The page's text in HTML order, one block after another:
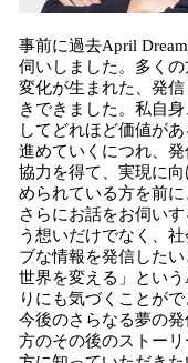
事前に過去April
伺いしました。多く
変化が生まれた、発
きできました。私自
してどれほど価値が
進めていくにつれ、
協力を得て、実現に
められている方を前に
さらにお話をお伺い
う想いだけでなく、
ブな情報を発信した
世界を変える」とい
りにも気づくことがで
今後のさらなる夢の
方のその後のストー